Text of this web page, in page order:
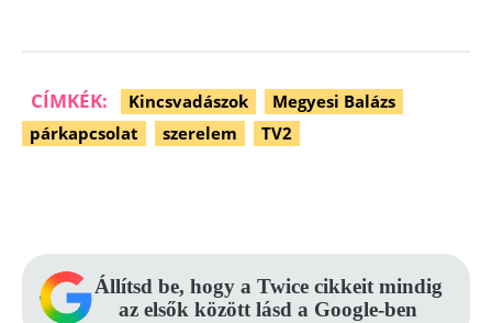
CÍMKÉK: Kincsvadászok
Megyesi Balázs
párkapcsolat
szerelem TV2
Állítsd be, hogy a Twice cikkeit mindig
az elsők között lásd a Google-ben